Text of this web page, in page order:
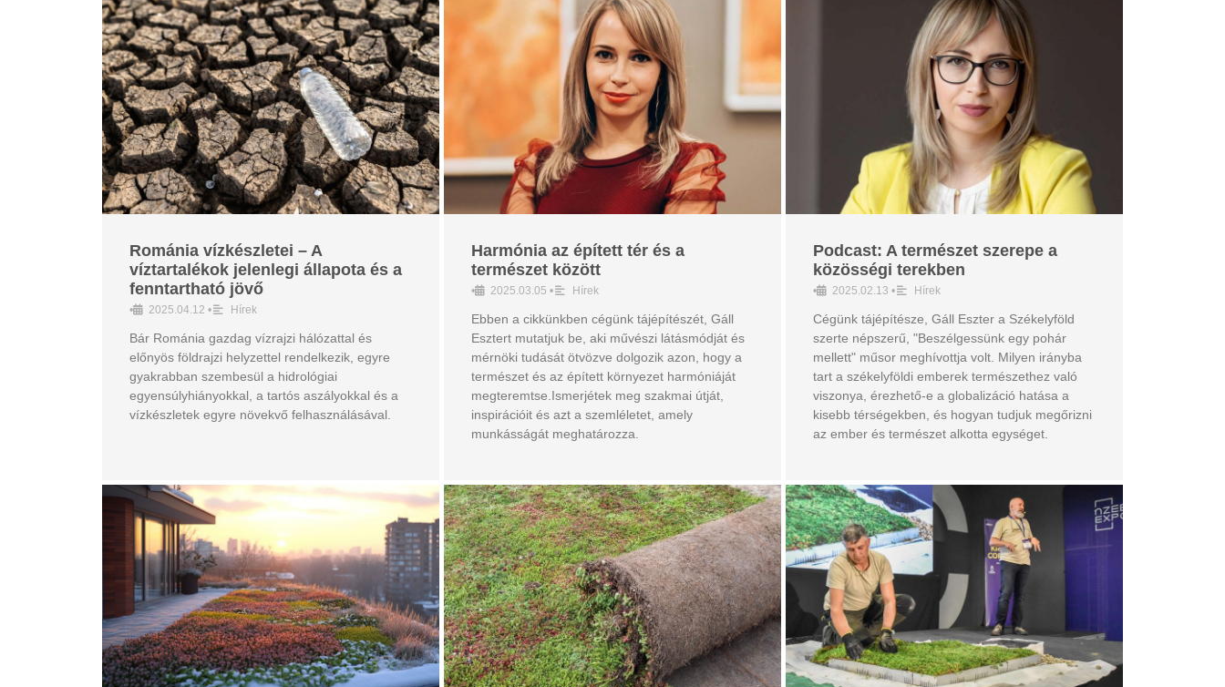
Románia vízkészletei – A
víztartalékok jelenlegi állapota és a
fenntartható jövő
• 2025.04.12 • Hírek
Bár Románia gazdag vízrajzi hálózattal és
előnyös földrajzi helyzettel rendelkezik, egyre
gyakrabban szembesül a hidrológiai
egyensúlyhiányokkal, a tartós aszályokkal és a
vízkészletek egyre növekvő felhasználásával.
Harmónia az épített tér és a
természet között
• 2025.03.05 • Hírek
Ebben a cikkünkben cégünk tájépítészét, Gáll
Esztert mutatjuk be, aki művészi látásmódját és
mérnöki tudását ötvözve dolgozik azon, hogy a
természet és az épített környezet harmóniáját
megteremtse.Ismerjétek meg szakmai útját,
inspirációit és azt a szemléletet, amely
munkásságát meghatározza.
Podcast: A természet szerepe a
közösségi terekben
• 2025.02.13 • Hírek
Cégünk tájépítésze, Gáll Eszter a Székelyföld
szerte népszerű, "Beszélgessünk egy pohár
mellett" műsor meghívottja volt. Milyen irányba
tart a székelyföldi emberek természethez való
viszonya, érezhető-e a globalizáció hatása a
kisebb térségekben, és hogyan tudjuk megőrizni
az ember és természet alkotta egységet.